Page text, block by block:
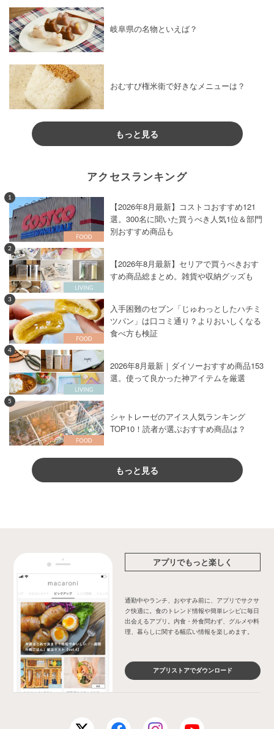
岐阜県の名物といえば？
おむすび権米衛で好きなメニューは？
もっと見る
アクセスランキング
1
【2026年8月最新】コストコおすすめ121
選。300名に聞いた買うべき人気1位＆部門
別おすすめ商品も
2
【2026年8月最新】セリアで買うべきおす
すめ商品総まとめ。雑貨や収納グッズも
3
入手困難のセブン「じゅわっとしたハチミ
ツパン」は口コミ通り？よりおいしくなる
食べ方も検証
4
2026年8月最新｜ダイソーおすすめ商品153
選。使って良かった神アイテムを厳選
5
シャトレーゼのアイス人気ランキング
TOP10！読者が選ぶおすすめ商品は？
もっと見る
アプリでもっと楽しく
通勤中やランチ、おやすみ前に、アプリでサクサ
ク快適に。食のトレンド情報や簡単レシピに毎日
出会えるアプリ。内食・外食問わず、グルメや料
理、暮らしに関する幅広い情報を楽しめます。
アプリストアでダウンロード